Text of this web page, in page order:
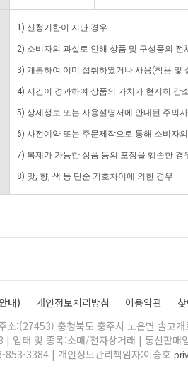
1) 신청기한이 지난 경우
2) 소비자의 과실로 인해 상품 및 구성품의
3) 개봉하여 이미 섭취하였거나 사용(착용 및
4) 시간이 경과하여 상품의 가치가 현저히 감
5) 상세정보 또는 사용설명서에 안내된 주의
6) 사전예약 또는 주문제작으로 통해 소비자
7) 복제가 가능한 상품 등의 포장을 훼손한 경
8) 맛, 향, 색 등 단순 기호차이에 의한 경우
내) 개인정보처리방침 이용약관
소:(27453) 충청북도 충주시 노은면 솔고
업태 및 종목:소매/전자상거래 | 통신판매
853-3384 | 개인정보관리책임자:이승호